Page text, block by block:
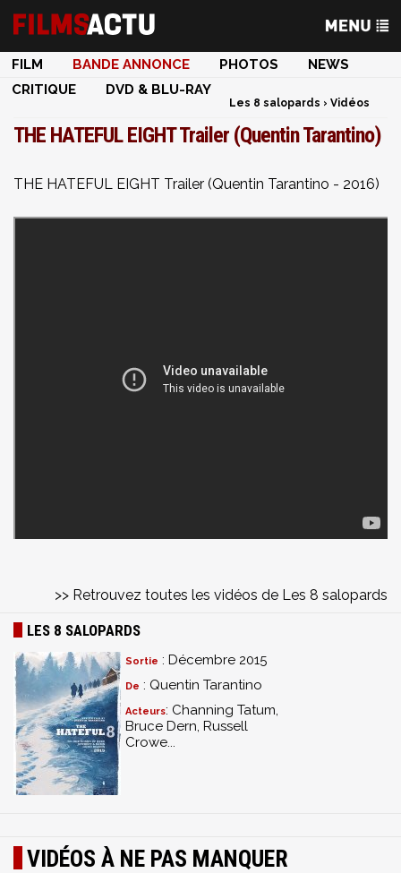
FILM BANDE ANNONCE PHOTOS
NEWS
CRITIQUE
DVD & BLU-RAY
Les 8 salopards › Vidéos
THE HATEFUL EIGHT Trailer (Quentin Tarantino)
THE HATEFUL EIGHT Trailer (Quentin Tarantino - 2016)
>> Retrouvez toutes les vidéos de Les 8 salopards
LES 8 SALOPARDS
Sortie : Décembre 2015
De : Quentin Tarantino
Acteurs: Channing Tatum,
Bruce Dern, Russell
Crowe...
VIDÉOS À NE PAS MANQUER